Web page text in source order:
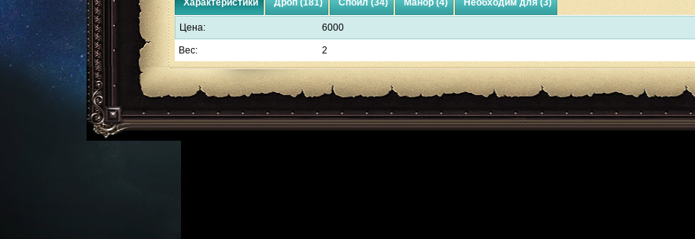
Характеристики Дроп (181) Спойл (34) Манор (4) Необходим для (3)
Цена: 6000
Вес: 2